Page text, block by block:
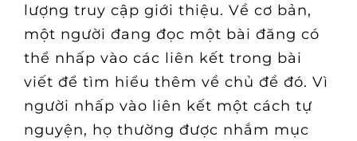
lượng truy cập giới thiệu. Về cơ bản,
một người đang đọc một bài đăng có
thể nhấp vào các liên kết trong bài
viết để tìm hiểu thêm về chủ đề đó. Vì
người nhấp vào liên kết một cách tự
nguyện, họ thường được nhắm mục